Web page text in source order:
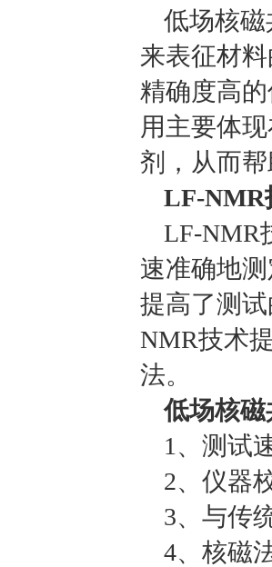
低场核
来表征材
精确度高
用主要体
剂，从而
LF-NMR
LF-NMR
速准确地
提高了测
NMR技术
法。
低场核
1、测试
2、仪器
3、与传
4、核磁